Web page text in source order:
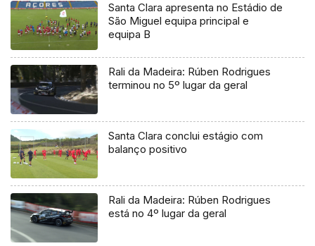
Santa Clara apresenta no Estádio de
São Miguel equipa principal e
equipa B
Rali da Madeira: Rúben Rodrigues
terminou no 5º lugar da geral
Santa Clara conclui estágio com
balanço positivo
Rali da Madeira: Rúben Rodrigues
está no 4º lugar da geral